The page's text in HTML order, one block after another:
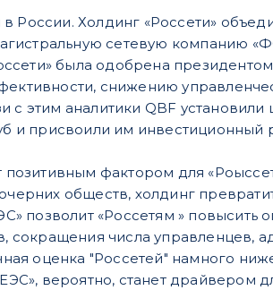
России. Холдинг «Россети»
сетевую компанию
была одобрена
снижению
с этим аналитики QBF
и присвоили им инвестиционный
фактором для
обществ, холдинг
позволит «Россетям » повысить
сокращения числа управленцев,
оценка "Россетей" намного
вероятно, станет драйвером